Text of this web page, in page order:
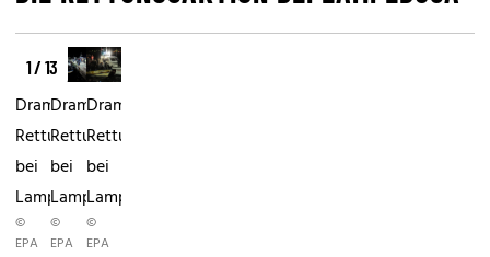
1 / 13
Dramatische
Rettung
bei
Lampedusa
©
EPA
Dramatische
Rettung
bei
Lampedusa
©
EPA
Dramatische
Rettung
bei
Lampedusa
©
EPA